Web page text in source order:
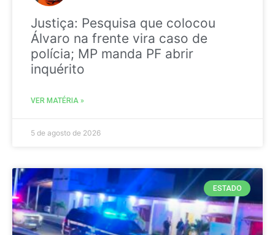
Justiça: Pesquisa que colocou
Álvaro na frente vira caso de
polícia; MP manda PF abrir
inquérito
VER MATÉRIA »
5 de agosto de 2026
ESTADO